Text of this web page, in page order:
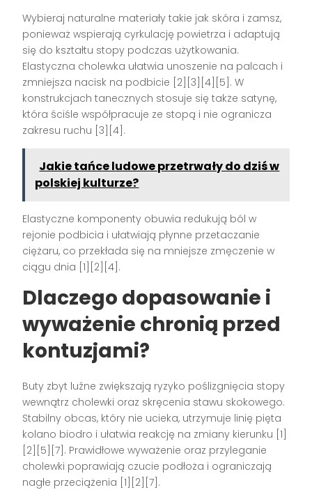
Wybieraj naturalne materiały takie jak skóra i zamsz,
ponieważ wspierają cyrkulację powietrza i adaptują
się do kształtu stopy podczas użytkowania.
Elastyczna cholewka ułatwia unoszenie na palcach i
zmniejsza nacisk na podbicie [2][3][4][5]. W
konstrukcjach tanecznych stosuje się także satynę,
która ściśle współpracuje ze stopą i nie ogranicza
zakresu ruchu [3][4].
Jakie tańce ludowe przetrwały do dziś w
polskiej kulturze?
Elastyczne komponenty obuwia redukują ból w
rejonie podbicia i ułatwiają płynne przetaczanie
ciężaru, co przekłada się na mniejsze zmęczenie w
ciągu dnia [1][2][4].
Dlaczego dopasowanie i
wyważenie chronią przed
kontuzjami?
Buty zbyt luźne zwiększają ryzyko poślizgnięcia stopy
wewnątrz cholewki oraz skręcenia stawu skokowego.
Stabilny obcas, który nie ucieka, utrzymuje linię pięta
kolano biodro i ułatwia reakcję na zmiany kierunku [1]
[2][5][7]. Prawidłowe wyważenie oraz przyleganie
cholewki poprawiają czucie podłoża i ograniczają
nagłe przeciążenia [1][2][7].